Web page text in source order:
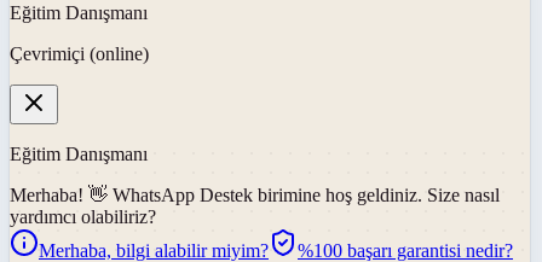
Eğitim Danışmanı
Çevrimiçi (online)
Eğitim Danışmanı
Merhaba! 👋 WhatsApp Destek birimine hoş geldiniz. Size nasıl
yardımcı olabiliriz?
Merhaba, bilgi alabilir miyim?
%100 başarı garantisi nedir?